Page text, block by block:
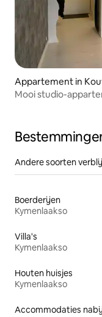
Appartement in
Mooi studio-
Andere soorten
Boerderijen
Kymenlaakso
Villa's
Kymenlaakso
Houten huisjes
Kymenlaakso